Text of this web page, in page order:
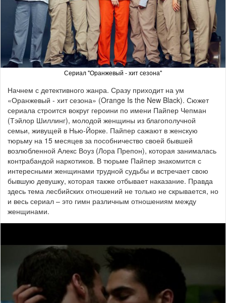
Сериал "Оранжевый - хит сезона"
Начнем с детективного жанра. Сразу приходит на ум
«Оранжевый - хит сезона» (Orange Is the New Black). Сюжет
сериала строится вокруг героини по имени Пайпер Чепман
(Тэйлор Шиллинг), молодой женщины из благополучной
семьи, живущей в Нью-Йорке. Пайпер сажают в женскую
тюрьму на 15 месяцев за пособничество своей бывшей
возлюбленной Алекс Воуз (Лора Препон), которая занималась
контрабандой наркотиков. В тюрьме Пайпер знакомится с
интересными женщинами трудной судьбы и встречает свою
бывшую девушку, которая также отбывает наказание. Правда
здесь тема лесбийских отношений не только не скрывается, но
и весь сериал – это гимн различным отношениям между
женщинами.